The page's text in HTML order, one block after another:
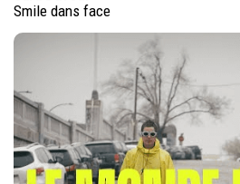
Smile dans face